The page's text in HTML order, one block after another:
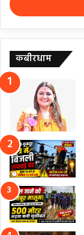
कबीरधाम